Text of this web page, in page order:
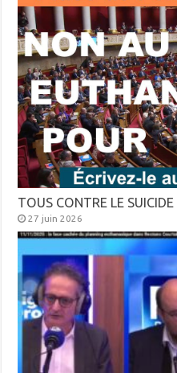
TOUS CONTRE LE
27 juin 2026